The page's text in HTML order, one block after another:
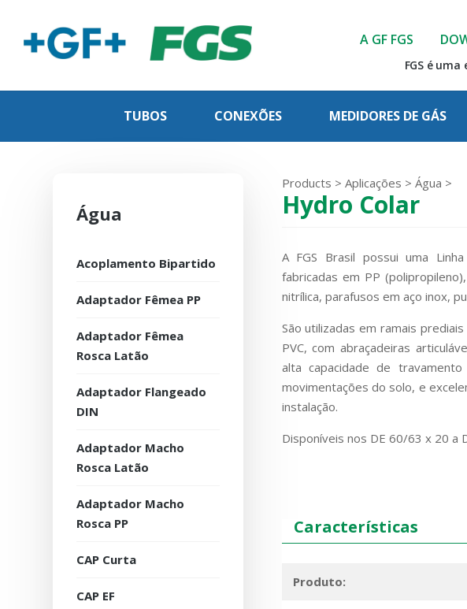
A GF FGS
FGS é
TUBOS CONEXÕES MEDIDORES DE GÁS
Água
Acoplamento Bipartido
Adaptador Fêmea PP
Adaptador Fêmea
Rosca Latão
Adaptador Flangeado
DIN
Adaptador Macho
Rosca Latão
Adaptador Macho
Rosca PP
CAP Curta
CAP EF
Products > Aplicações > Água >
Hydro Colar
A FGS Brasil possui uma
fabricadas em PP
nitrílica, parafusos em aço inox,
São utilizadas em ramais
PVC, com abraçadeiras
alta capacidade de
movimentações do solo, e
instalação.
Disponíveis nos DE 60/63 x 20 a
Características
Produto: